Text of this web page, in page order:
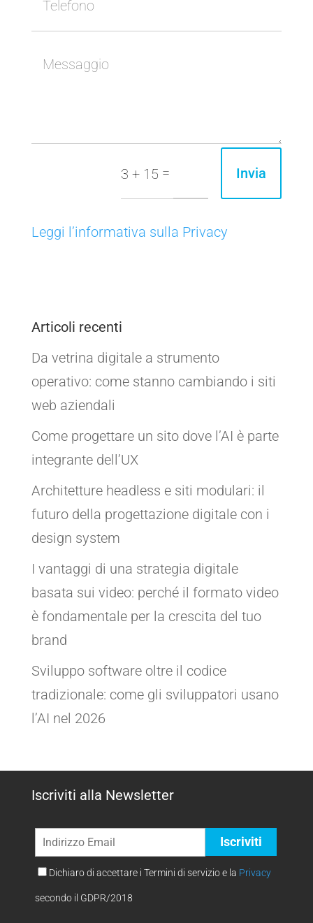
3 + 15 = Invia
Leggi l’informativa sulla Privacy
Articoli recenti
Da vetrina digitale a strumento
operativo: come stanno cambiando i siti
web aziendali
Come progettare un sito dove l’AI è parte
integrante dell’UX
Architetture headless e siti modulari: il
futuro della progettazione digitale con i
design system
I vantaggi di una strategia digitale
basata sui video: perché il formato video
è fondamentale per la crescita del tuo
brand
Sviluppo software oltre il codice
tradizionale: come gli sviluppatori usano
l’AI nel 2026
Iscriviti alla Newsletter
Dichiaro di accettare i Termini di servizio e la Privacy
secondo il GDPR/2018